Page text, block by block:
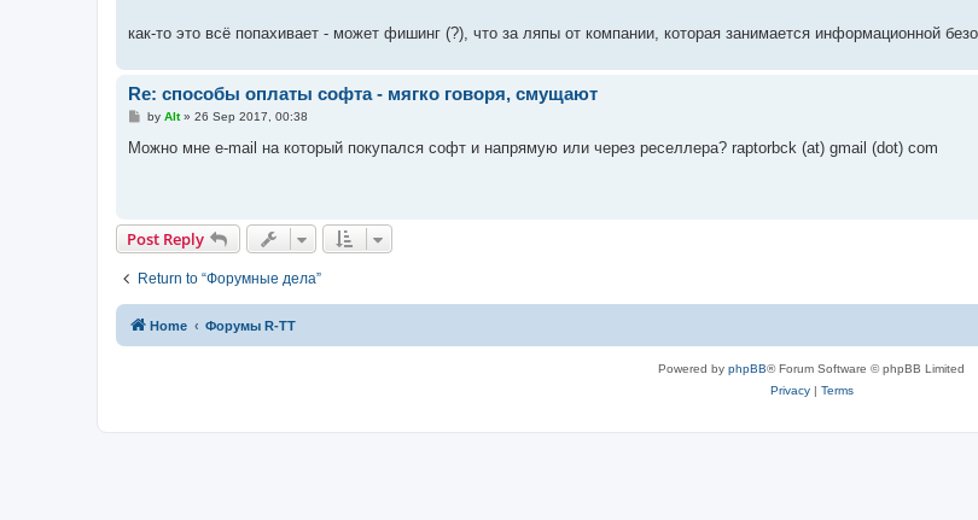
как-то это всё попахивает - может фишинг (?), что за ляпы от компании, которая занимается информационной
Re: способы оплаты софта - мягко говоря, смущают
P
s
by Alt» 26 Sep 2017, 00:38
Можно мне e-mail на который покупался софт и напрямую или через реселлера? raptorbck (at) gmail (dot) com
Post Reply
Return to “Форумные дела”
Home Форумы R-TT
Powered by phpBB® Forum Software © phpBB Limited
Privacy| Terms